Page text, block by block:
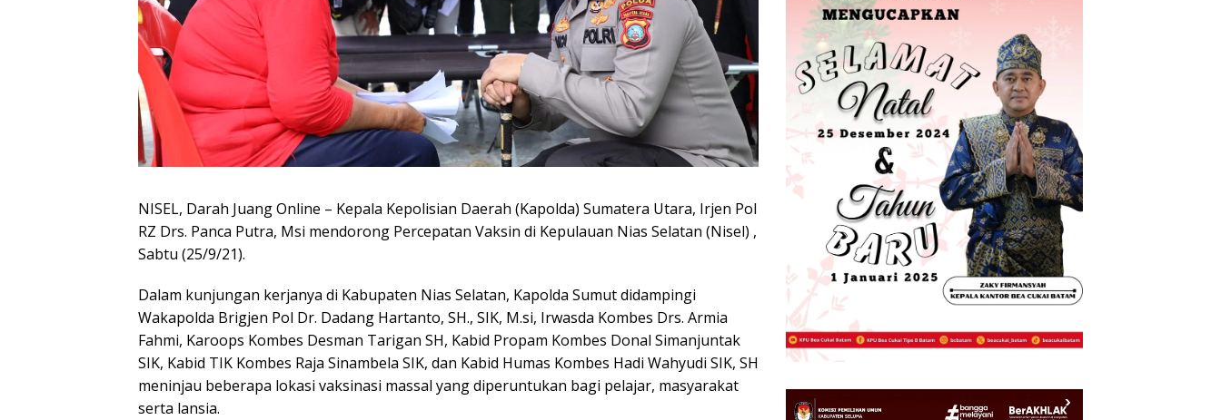
NISEL, Darah Juang Online – Kepala Kepolisian Daerah (Kapolda) Sumatera Utara, Irjen Pol
RZ Drs. Panca Putra, Msi mendorong Percepatan Vaksin di Kepulauan Nias Selatan (Nisel) ,
Sabtu (25/9/21).
Dalam kunjungan kerjanya di Kabupaten Nias Selatan, Kapolda Sumut didampingi
Wakapolda Brigjen Pol Dr. Dadang Hartanto, SH., SIK, M.si, Irwasda Kombes Drs. Armia
Fahmi, Karoops Kombes Desman Tarigan SH, Kabid Propam Kombes Donal Simanjuntak
SIK, Kabid TIK Kombes Raja Sinambela SIK, dan Kabid Humas Kombes Hadi Wahyudi SIK, SH
meninjau beberapa lokasi vaksinasi massal yang diperuntukan bagi pelajar, masyarakat
serta lansia.